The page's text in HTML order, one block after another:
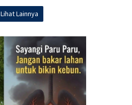
Lihat Lainnya